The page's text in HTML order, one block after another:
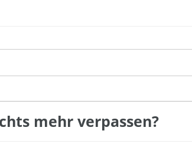
mehr verpassen?